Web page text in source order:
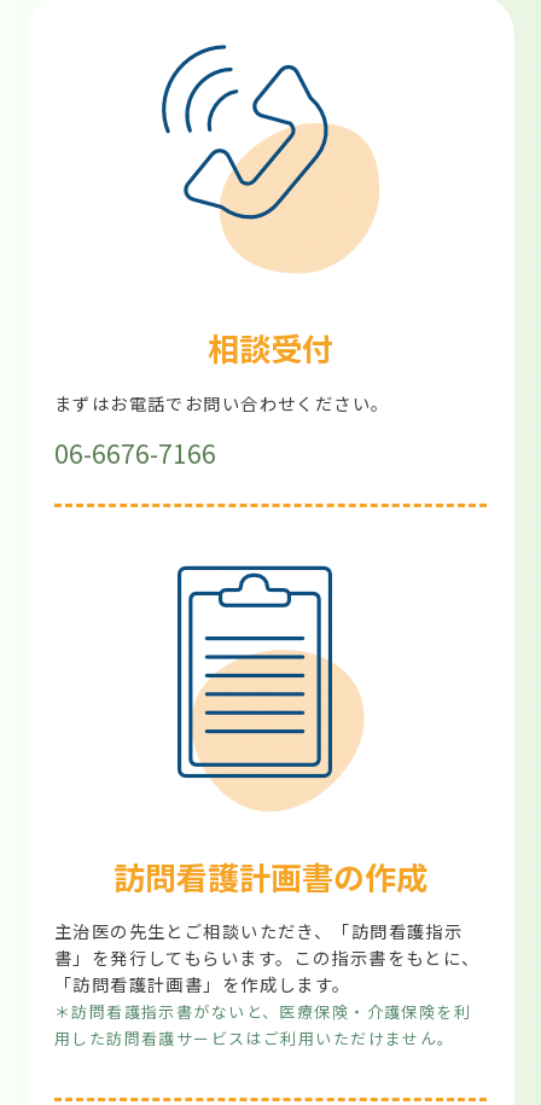
相談受付
まずはお電話でお問い合わせください。
06-6676-7166
訪問看護計画書の作成
主治医の先生とご相談いただき、「訪問看護指示
書」を発行してもらいます。この指示書をもとに、
「訪問看護計画書」を作成します。
＊訪問看護指示書がないと、医療保険・介護保険を利
用した訪問看護サービスはご利用いただけません。